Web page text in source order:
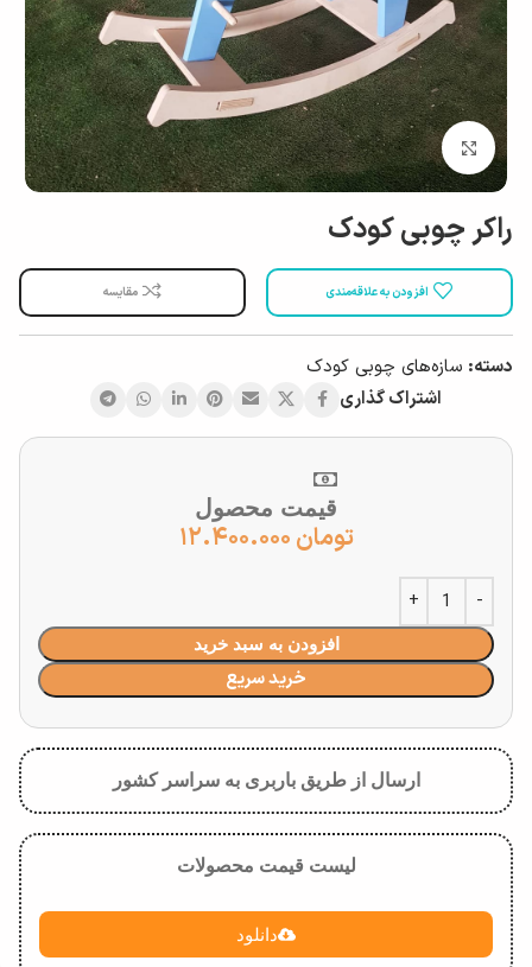
بزرگ نمایی
راکر چوبی کودک
افزودن به علاقه‌مندی مقایسه
دسته: سازه‌های چوبی کودک
اشتراک گذاری
قیمت محصول
تومان
افزودن به سبد خرید
خرید سریع
ارسال از طریق باربری به سراسر کشور
لیست قیمت محصولات
دانلود